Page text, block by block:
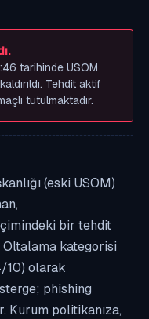
tarihinde USOM
Tehdit aktif
tutulmaktadır.
(eski USOM)
bir tehdit
Oltalama kategorisi
10) olarak
phishing
Kurum politikanıza,